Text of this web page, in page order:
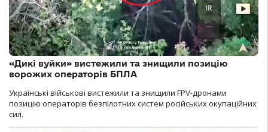
«Дикі вуйки» вистежили та знищили позицію
ворожих операторів БПЛА
Українські військові вистежили та знищили FPV-дронами
позицію операторів безпілотних систем російських окупаційних
сил.